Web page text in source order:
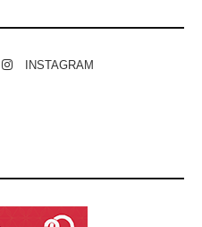
INSTAGRAM